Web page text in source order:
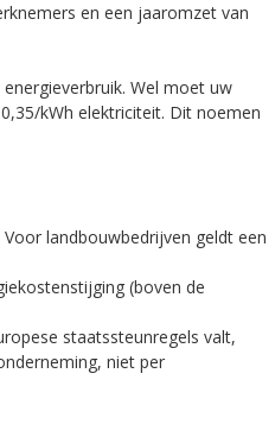
en een jaaromzet van
Wel moet uw
kWh elektriciteit. Dit noemen
landbouwbedrijven geldt een
(boven de
staatssteunregels valt,
niet per